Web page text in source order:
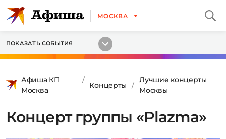
МОСКВА
ПОКАЗАТЬ СОБЫТИЯ
Афиша КП
Москва
Концерты
Лучшие концерты
Москвы
Концерт группы «Plazma»